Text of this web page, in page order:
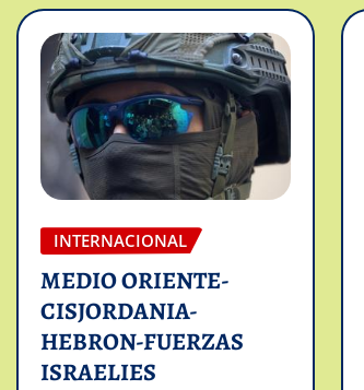
INTERNACIONAL
MEDIO ORIENTE-
CISJORDANIA-
HEBRON-FUERZAS
ISRAELIES